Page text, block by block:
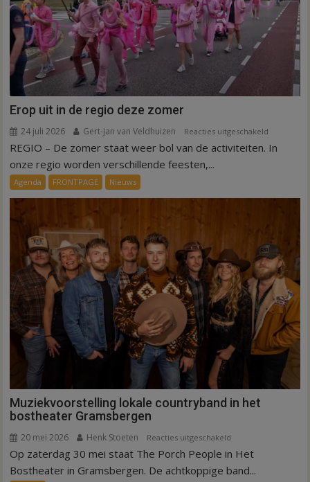
Erop uit in de regio deze zomer
24 juli 2026 Gert-Jan van Veldhuizen Reacties uitgeschakeld
Erop
REGIO – De zomer staat weer bol van de activiteiten. In
onze regio worden verschillende feesten,...
Agenda FRONTPAGE Nieuws
Muziekvoorstelling lokale countryband in het
bostheater Gramsbergen
20 mei 2026 Henk Stoeten Reacties uitgeschakeld
Muziekvoorstelling
lokale
Op zaterdag 30 mei staat The Porch People in Het
Bostheater in Gramsbergen. De achtkoppige band...